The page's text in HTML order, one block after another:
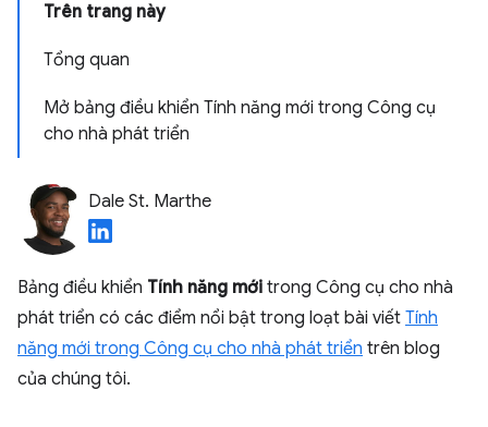
Trên trang này
Tổng quan
Mở bảng điều khiển Tính năng mới trong Công cụ
cho nhà phát triển
Dale St. Marthe
Bảng điều khiển Tính năng mới trong Công cụ cho nhà
phát triển có các điểm nổi bật trong loạt bài viết Tính
năng mới trong Công cụ cho nhà phát triển trên blog
của chúng tôi.